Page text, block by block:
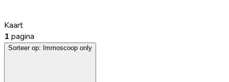
Kaart
1 pagina
Sorteer op: Immoscoop only